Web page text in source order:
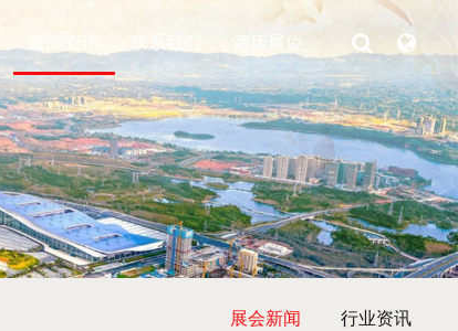
酒店展位
展会新闻 行业资讯